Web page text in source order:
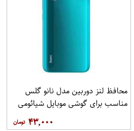
محافظ لنز دوربین مدل نانو گلس
مناسب برای گوشی موبایل شیائومی
۴۳,۰۰۰